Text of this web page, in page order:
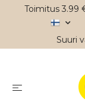
Toimitus 3.99
Suuri